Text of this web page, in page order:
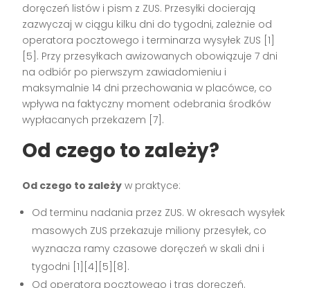
doręczeń listów i pism z ZUS. Przesyłki docierają
zazwyczaj w ciągu kilku dni do tygodni, zależnie od
operatora pocztowego i terminarza wysyłek ZUS [1]
[5]. Przy przesyłkach awizowanych obowiązuje 7 dni
na odbiór po pierwszym zawiadomieniu i
maksymalnie 14 dni przechowania w placówce, co
wpływa na faktyczny moment odebrania środków
wypłacanych przekazem [7].
Od czego to zależy?
Od czego to zależy w praktyce:
Od terminu nadania przez ZUS. W okresach wysyłek
masowych ZUS przekazuje miliony przesyłek, co
wyznacza ramy czasowe doręczeń w skali dni i
tygodni [1][4][5][8].
Od operatora pocztowego i tras doręczeń.